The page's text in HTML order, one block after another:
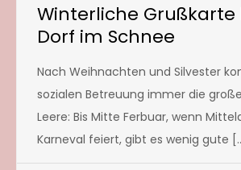
Winterliche Grußkarte
Dorf im Schnee
Nach Weihnachten und Silvester
sozialen Betreuung immer die
Leere: Bis Mitte Ferbuar, wenn
Karneval feiert, gibt es wenig gute